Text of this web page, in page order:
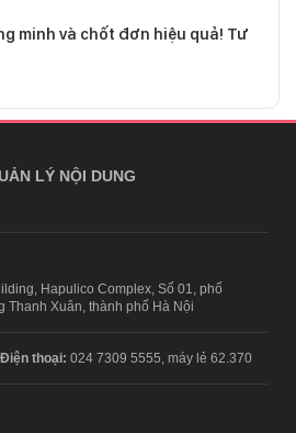
minh và chốt đơn hiệu quả! Tư
LÝ NỘI DUNG
Hapulico Complex, Số 01, phố
Thanh Xuân, thành phố Hà Nội
Điện thoại: 024 7309 5555, máy lẻ 62.370